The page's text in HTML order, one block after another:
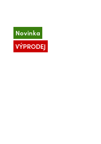
Novinka
VÝPRODEJ